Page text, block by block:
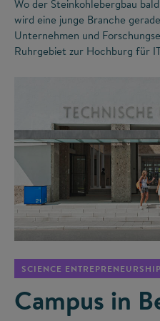
Wo der Steinkohlebergbau
wird eine junge Branche
Unternehmen und
Ruhrgebiet zur Hochburg für
SCIENCE ENTREPRENEURSHIP
Campus in